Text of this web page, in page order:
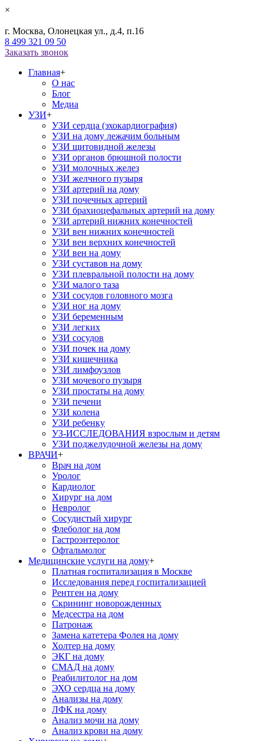
×
г. Москва, Олонецкая ул., д.4, п.16
8 499 321 09 50
Заказать звонок
Главная+
О нас
Блог
Медиа
УЗИ+
УЗИ сердца (эхокардиография)
УЗИ на дому лежачим больным
УЗИ щитовидной железы
УЗИ органов брюшной полости
УЗИ молочных желез
УЗИ желчного пузыря
УЗИ артерий на дому
УЗИ почечных артерий
УЗИ брахиоцефальных артерий на дому
УЗИ артерий нижних конечностей
УЗИ вен нижних конечностей
УЗИ вен верхних конечностей
УЗИ вен на дому
УЗИ суставов на дому
УЗИ плевральной полости на дому
УЗИ малого таза
УЗИ сосудов головного мозга
УЗИ ног на дому
УЗИ беременным
УЗИ легких
УЗИ сосудов
УЗИ почек на дому
УЗИ кишечника
УЗИ лимфоузлов
УЗИ мочевого пузыря
УЗИ простаты на дому
УЗИ печени
УЗИ колена
УЗИ ребенку
УЗ-ИССЛЕДОВАНИЯ взрослым и детям
УЗИ поджелудочной железы на дому
ВРАЧИ+
Врач на дом
Уролог
Кардиолог
Хирург на дом
Невролог
Сосудистый хирург
Флеболог на дом
Гастроэнтеролог
Офтальмолог
Медицинские услуги на дому+
Платная госпитализация в Москве
Исследования перед госпитализацией
Рентген на дому
Скрининг новорожденных
Медсестра на дом
Патронаж
Замена катетера Фолея на дому
Холтер на дому
ЭКГ на дому
СМАД на дому
Реабилитолог на дом
ЭХО сердца на дому
Анализы на дому
ЛФК на дому
Анализ мочи на дому
Анализ крови на дому